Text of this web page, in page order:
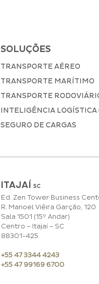
SOLUÇÕES
TRANSPORTE AÉREO
TRANSPORTE MARÍTIMO
TRANSPORTE
INTELIGÊNCIA LOGÍSTICA
SEGURO DE CARGAS
ITAJAÍ SC
Ed. Zen Tower Business
R. Manoel Viêira Garção, 120
Sala 1501 (15º Andar)
Centro – Itajaí – SC
88301-425
+55 47 3344 4243
+55 47 99169 6700